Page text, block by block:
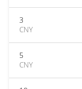
3
CNY
5
CNY